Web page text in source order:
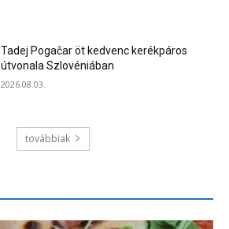
Tadej Pogačar öt kedvenc kerékpáros
útvonala Szlovéniában
2026.08.03.
továbbiak